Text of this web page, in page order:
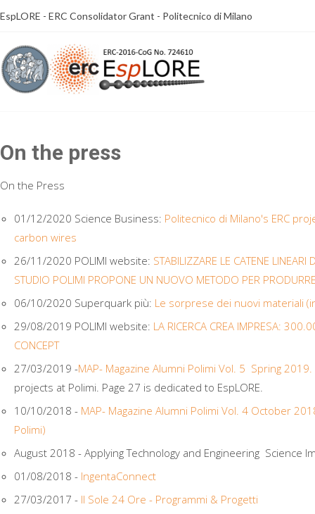
content
EspLORE - ERC Consolidator Grant - Politecnico di Milano
On the press
On the Press
01/12/2020 Science Business: Politecnico di Milano's ERC
carbon wires
26/11/2020 POLIMI website: STABILIZZARE LE CATENE
STUDIO POLIMI PROPONE UN NUOVO METODO PER
06/10/2020 Superquark più: Le sorprese dei nuovi materiali
29/08/2019 POLIMI website: LA RICERCA CREA IMPRESA:
CONCEPT
27/03/2019 -MAP- Magazine Alumni Polimi Vol. 5 Spring 2019.
projects at Polimi. Page 27 is dedicated to EspLORE.
10/10/2018 - MAP- Magazine Alumni Polimi Vol. 4 October
Polimi)
August 2018 - Applying Technology and Engineering Science
01/08/2018 - IngentaConnect
27/03/2017 - Il Sole 24 Ore - Programmi & Progetti